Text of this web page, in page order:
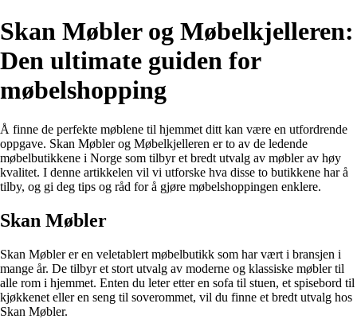
Skan Møbler og Møbelkjelleren:
Den ultimate guiden for
møbelshopping
Å finne de perfekte møblene til hjemmet ditt kan være en utfordrende
oppgave. Skan Møbler og Møbelkjelleren er to av de ledende
møbelbutikkene i Norge som tilbyr et bredt utvalg av møbler av høy
kvalitet. I denne artikkelen vil vi utforske hva disse to butikkene har å
tilby, og gi deg tips og råd for å gjøre møbelshoppingen enklere.
Skan Møbler
Skan Møbler er en veletablert møbelbutikk som har vært i bransjen i
mange år. De tilbyr et stort utvalg av moderne og klassiske møbler til
alle rom i hjemmet. Enten du leter etter en sofa til stuen, et spisebord til
kjøkkenet eller en seng til soverommet, vil du finne et bredt utvalg hos
Skan Møbler.